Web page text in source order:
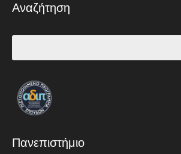
Αναζήτηση
Πανεπιστήμιο